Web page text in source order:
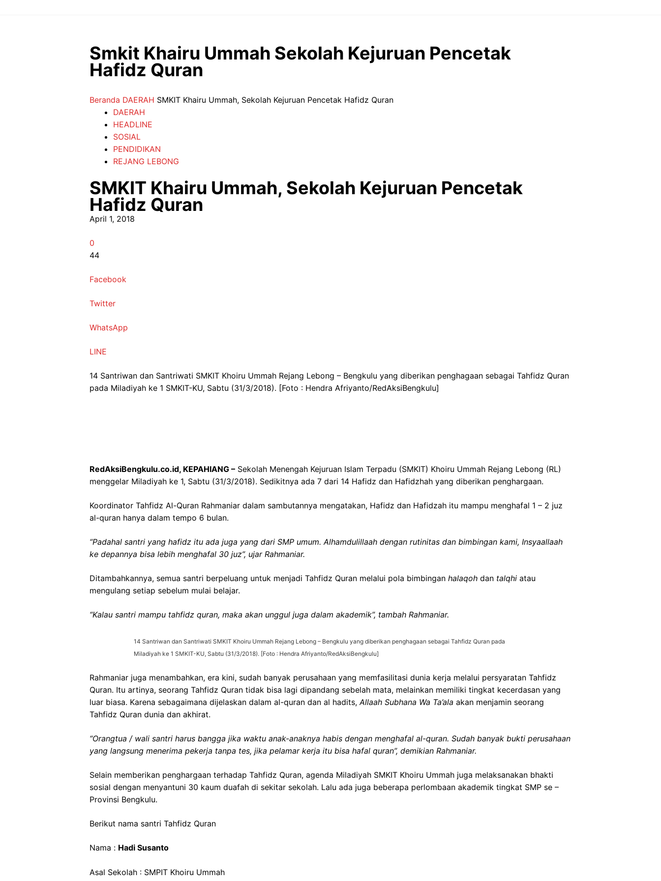
Smkit Khairu Ummah Sekolah Kejuruan Pencetak
Hafidz Quran
Beranda DAERAH SMKIT Khairu Ummah, Sekolah Kejuruan Pencetak Hafidz Quran
DAERAH
HEADLINE
SOSIAL
PENDIDIKAN
REJANG LEBONG
SMKIT Khairu Ummah, Sekolah Kejuruan Pencetak
Hafidz Quran
April 1, 2018
0
44
Facebook
Twitter
WhatsApp
LINE
14 Santriwan dan Santriwati SMKIT Khoiru Ummah Rejang Lebong – Bengkulu yang diberikan penghagaan sebagai Tahfidz Quran
pada Miladiyah ke 1 SMKIT-KU, Sabtu (31/3/2018). [Foto : Hendra Afriyanto/RedAksiBengkulu]
RedAksiBengkulu.co.id, KEPAHIANG – Sekolah Menengah Kejuruan Islam Terpadu (SMKIT) Khoiru Ummah Rejang Lebong (RL)
menggelar Miladiyah ke 1, Sabtu (31/3/2018). Sedikitnya ada 7 dari 14 Hafidz dan Hafidzhah yang diberikan penghargaan.
Koordinator Tahfidz Al-Quran Rahmaniar dalam sambutannya mengatakan, Hafidz dan Hafidzah itu mampu menghafal 1 – 2 juz
al-quran hanya dalam tempo 6 bulan.
“Padahal santri yang hafidz itu ada juga yang dari SMP umum. Alhamdulillaah dengan rutinitas dan bimbingan kami, Insyaallaah
ke depannya bisa lebih menghafal 30 juz”, ujar Rahmaniar.
Ditambahkannya, semua santri berpeluang untuk menjadi Tahfidz Quran melalui pola bimbingan halaqoh dan talqhi atau
mengulang setiap sebelum mulai belajar.
“Kalau santri mampu tahfidz quran, maka akan unggul juga dalam akademik”, tambah Rahmaniar.
14 Santriwan dan Santriwati SMKIT Khoiru Ummah Rejang Lebong – Bengkulu yang diberikan penghagaan sebagai Tahfidz Quran pada
Miladiyah ke 1 SMKIT-KU, Sabtu (31/3/2018). [Foto : Hendra Afriyanto/RedAksiBengkulu]
Rahmaniar juga menambahkan, era kini, sudah banyak perusahaan yang memfasilitasi dunia kerja melalui persyaratan Tahfidz
Quran. Itu artinya, seorang Tahfidz Quran tidak bisa lagi dipandang sebelah mata, melainkan memiliki tingkat kecerdasan yang
luar biasa. Karena sebagaimana dijelaskan dalam al-quran dan al hadits,Allaah Subhana Wa Ta’ala akan menjamin seorang
Tahfidz Quran dunia dan akhirat.
“Orangtua / wali santri harus bangga jika waktu anak-anaknya habis dengan menghafal al-quran. Sudah banyak bukti perusahaan
yang langsung menerima pekerja tanpa tes, jika pelamar kerja itu bisa hafal quran”, demikian Rahmaniar.
Selain memberikan penghargaan terhadap Tahfidz Quran, agenda Miladiyah SMKIT Khoiru Ummah juga melaksanakan bhakti
sosial dengan menyantuni 30 kaum duafah di sekitar sekolah. Lalu ada juga beberapa perlombaan akademik tingkat SMP se –
Provinsi Bengkulu.
Berikut nama santri Tahfidz Quran
Nama : Hadi Susanto
Asal Sekolah : SMPIT Khoiru Ummah